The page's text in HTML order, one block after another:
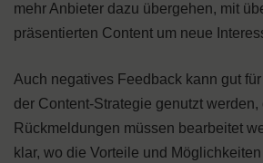
mehr Anbieter dazu übergehen, mit
präsentierten Content um neue
Auch negatives Feedback kann gut
der Content-Strategie genutzt werden,
Rückmeldungen müssen bearbeitet
klar, wo die Vorteile und